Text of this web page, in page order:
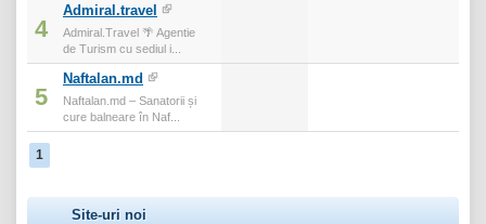
4
Admiral.travel
Admiral.Travel 🌴 Agentie
de Turism cu sediul i...
5
Naftalan.md
Naftalan.md – Sanatorii și
cure balneare în Naf...
1
Site-uri noi